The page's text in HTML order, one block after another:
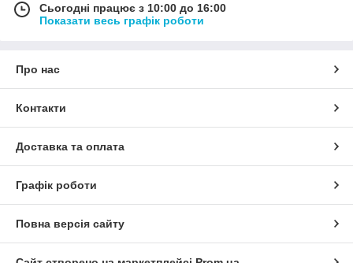
Сьогодні працює з 10:00 до 16:00
Показати весь графік роботи
Про нас
Контакти
Доставка та оплата
Графік роботи
Повна версія сайту